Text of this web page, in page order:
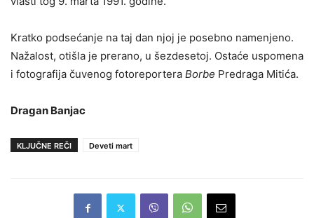
Kratko podsećanje na taj dan njoj je posebno namenjeno.
Nažalost, otišla je prerano, u šezdesetoj. Ostaće uspomena
i fotografija čuvenog fotoreportera Borbe Predraga Mitića.
Dragan Banjac
KLJUČNE REČI Deveti mart